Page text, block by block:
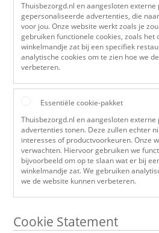
Thuisbezorgd.nl en aangesloten externe
gepersonaliseerde advertenties, die
voor jou. Onze website werkt zoals je
gebruiken functionele cookies, zoals het
winkelmandje zat bij een specifiek
analytische cookies om te zien hoe we
verbeteren.
Essentiële cookie-pakket
Thuisbezorgd.nl en aangesloten externe
advertenties tonen. Deze zullen echter
interesses of productvoorkeuren. Onze
verwachten. Hiervoor gebruiken we
bijvoorbeeld om op te slaan wat er bij
winkelmandje zat. We gebruiken
we de website kunnen verbeteren.
Cookie Statement